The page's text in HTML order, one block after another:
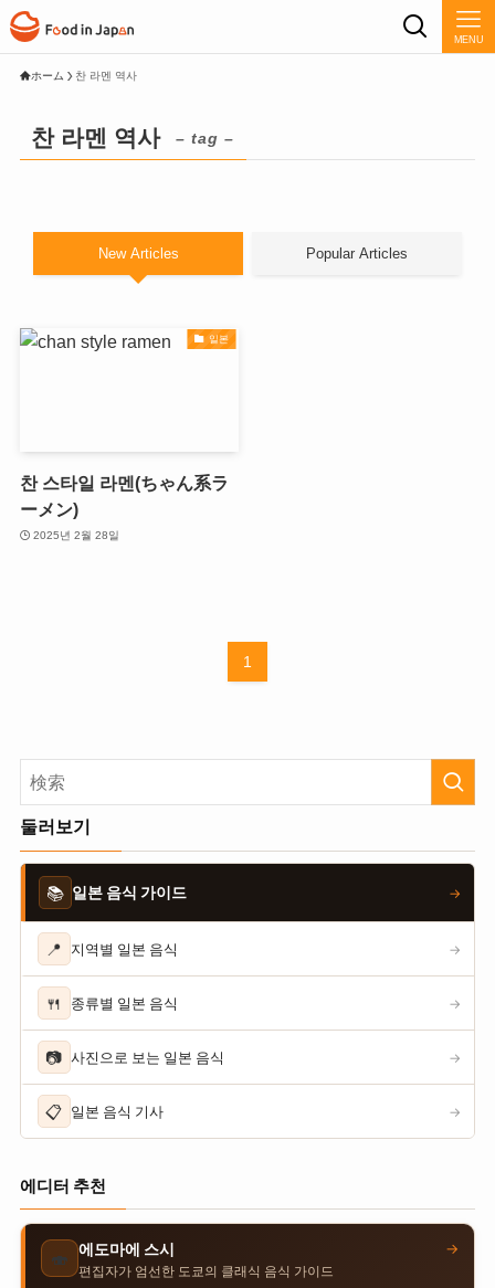
MENU
ホーム 찬 라멘 역사
찬 라멘 역사 – tag –
New Articles Popular Articles
일본
찬 스타일 라멘(ちゃん系ラ
ーメン)
2025년 2월 28일
1
둘러보기
📚 일본 음식 가이드 →
📍 지역별 일본 음식 →
🍴 종류별 일본 음식 →
📷 사진으로 보는 일본 음식 →
📋 일본 음식 기사 →
에디터 추천
🍣 에도마에 스시
편집자가 엄선한 도쿄의 클래식 음식 가이드
→